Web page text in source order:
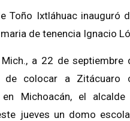
Toño Ixtláhuac inauguró
de tenencia Ignacio
a 22 de septiembre
de colocar a Zitácuaro
en Michoacán, el alcalde
jueves un domo